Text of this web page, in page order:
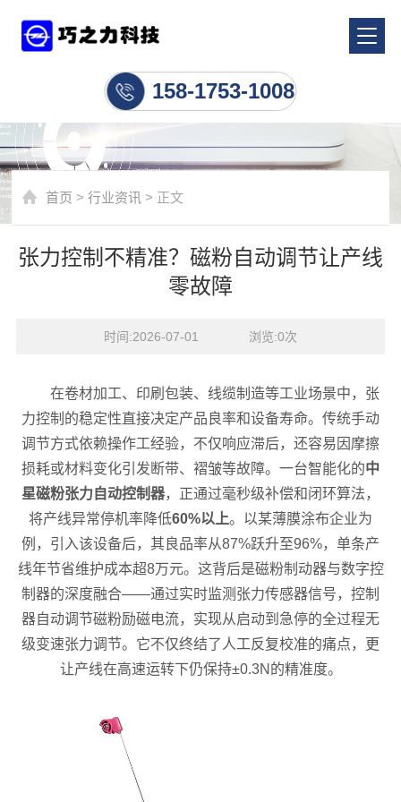
158-1753-1008
首页 >行业资讯 > 正文
张力控制不精准？磁粉自动调节让产线
零故障
时间:2026-07-01    浏览:0次
在卷材加工、印刷包装、线缆制造等工业场景中，张
力控制的稳定性直接决定产品良率和设备寿命。传统手动
调节方式依赖操作工经验，不仅响应滞后，还容易因摩擦
损耗或材料变化引发断带、褶皱等故障。一台智能化的中
星磁粉张力自动控制器，正通过毫秒级补偿和闭环算法，
将产线异常停机率降低60%以上。以某薄膜涂布企业为
例，引入该设备后，其良品率从87%跃升至96%，单条产
线年节省维护成本超8万元。这背后是磁粉制动器与数字控
制器的深度融合——通过实时监测张力传感器信号，控制
器自动调节磁粉励磁电流，实现从启动到急停的全过程无
级变速张力调节。它不仅终结了人工反复校准的痛点，更
让产线在高速运转下仍保持±0.3N的精准度。